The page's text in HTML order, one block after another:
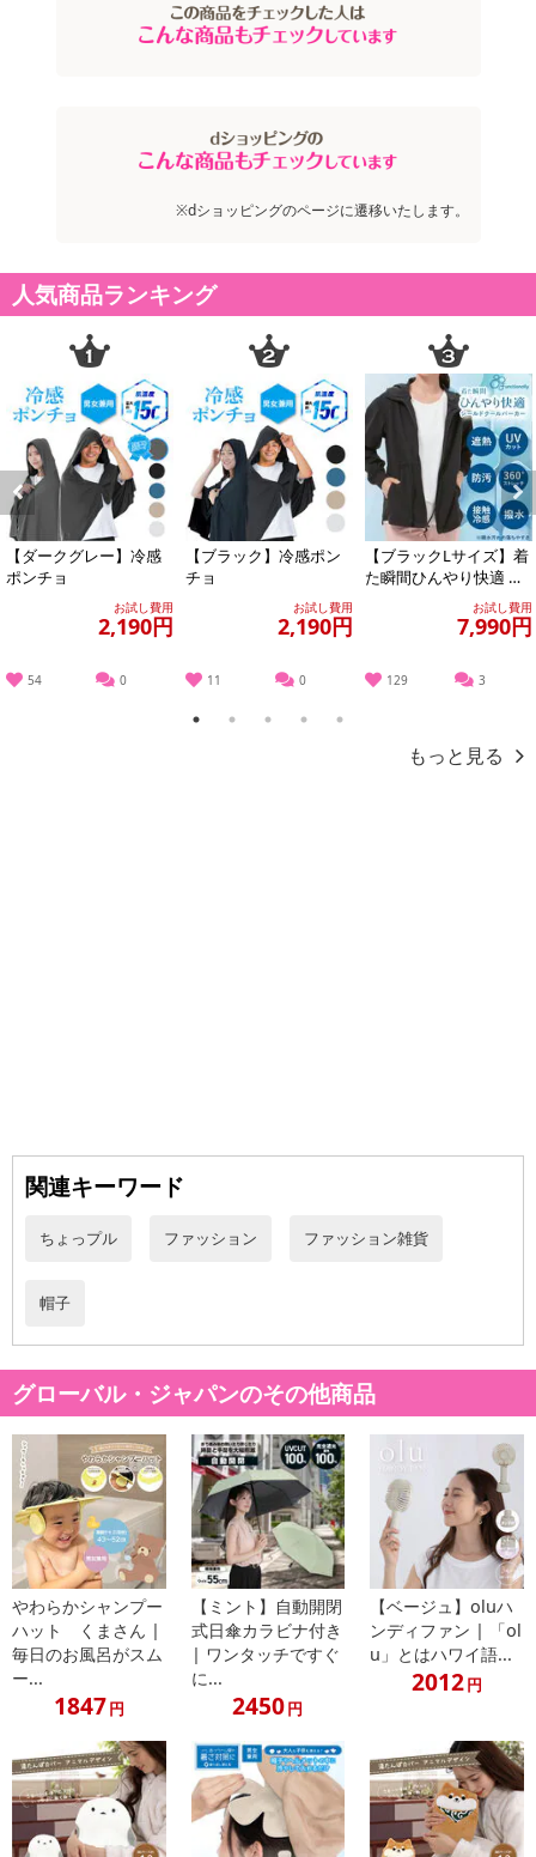
・原材料/材質/素材：表地/裏地：ポリエステル100％
・商品カラー：ブラック
・商品サイズ：
つばの長さ：8cm
適応頭囲：56-58
・洗濯表示：
液温は40℃を限度とし、手洗いによる洗濯処理ができる
い。
・摩擦により色落ちや色移りの恐れがありますのでご注意くださ
・蛍光増白剤入り洗剤は使用しないでください。
・サイズが合わない場合は使用しないでください。
※リニューアルに伴いパッケージデザイン、仕様が変更になる場
合があります。
注意事項
【賞味・消費期限のある商品について】
商品到着時点でのお日持ち期間は、配送日数などにより異なります
のでご了承ください。
【キャンセルについて】
※お申込み後のキャンセルはお受けできません。
記載されている内容を必ずご確認いただき、お届けする商品セット
にご納得いただきましたうえでお申し込みください。
※パッケージ変更や商品リニューアル（成分など含む）等により、
参考の掲載画像や画像内のバーコードなど、お届け商品と多少異な
る場合がございます。
また、[新たな加工食品の原料原産地表示制度]の経過措置期間の終
※dショッピングのページに遷移いたします。
人気商品ランキング
Previous
【ダークグレー】冷感
ポンチョ
お試し費用
2,190円
54 0
【ブラック】冷感ポン
チョ
お試し費用
2,190円
11 0
【ブラックLサイズ】着
た瞬間ひんやり快適 シ
ールドクールパーカー
お試し費用
7,990円
129 3
Next
1 2 3 4 5
もっと見る
関連キーワード
ちょっプル ファッション ファッション雑貨
帽子
グローバル・ジャパンのその他商品
やわらかシャンプー
ハット くまさん |
毎日のお風呂がスム
ー...
1847円
【ミント】自動開閉
式日傘カラビナ付き
| ワンタッチですぐ
に...
2450円
【ベージュ】oluハ
ンディファン | 「ol
u」とはハワイ語...
2012円